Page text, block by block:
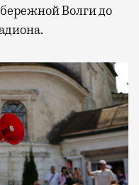
Волги до